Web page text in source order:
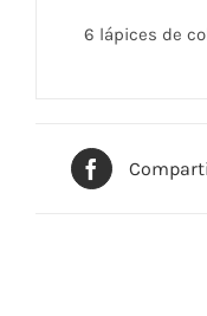
6 lápices de